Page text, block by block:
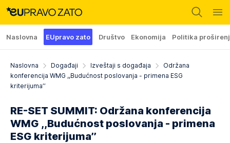
Naslovna EUpravo zato Društvo Ekonomija Politika
Naslovna Događaji Izveštaji s događaja
Održana
konferencija WMG ,,Budućnost poslovanja - primena ESG
kriterijuma’’
RE-SET SUMMIT: Održana konferencija
WMG ,,Budućnost poslovanja - primena
ESG kriterijuma’’